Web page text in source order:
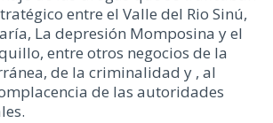
entre el Valle del Rio Sinú,
La depresión Momposina y el
entre otros negocios de la
de la criminalidad y , al
de las autoridades